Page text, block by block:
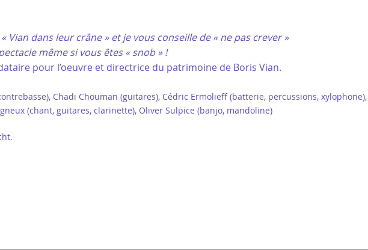
Vian dans leur crâne » et je vous conseille de « ne pas crever »
même si vous êtes « snob » !
pour l’oeuvre et directrice du patrimoine de Boris Vian.
Chadi Chouman (guitares), Cédric Ermolieff (batterie, percussions,
(chant, guitares, clarinette), Oliver Sulpice (banjo, mandoline)